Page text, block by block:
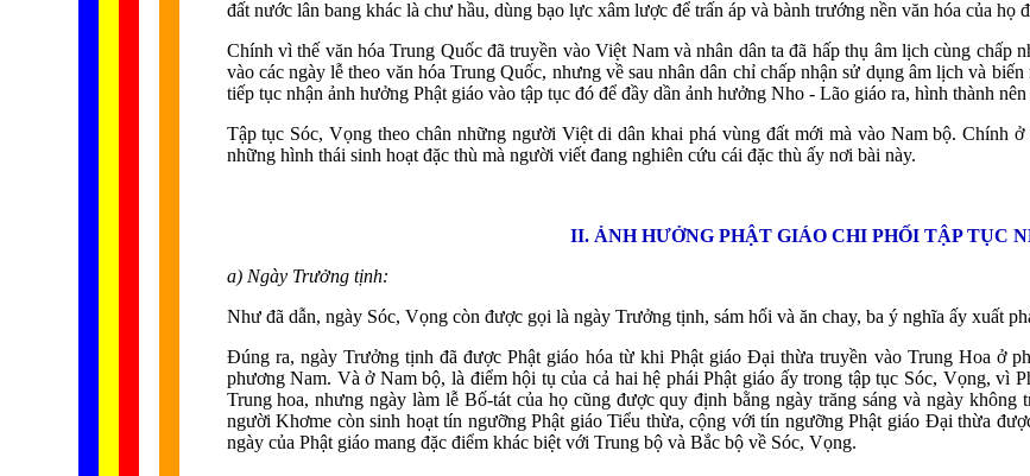
đất nước lân bang khác là chư hầu, dùng bạo lực xâm lược để trấn áp và bành trướng nền văn hóa của họ
Chính vì thế văn hóa Trung Quốc đã truyền vào Việt Nam và nhân dân ta đã hấp thụ âm lịch cùng chấp
vào các ngày lễ theo văn hóa Trung Quốc, nhưng về sau nhân dân chỉ chấp nhận sử dụng âm lịch và
tiếp tục nhận ảnh hưởng Phật giáo vào tập tục đó để đầy dần ảnh hưởng Nho - Lão giáo ra, hình thành
Tập tục Sóc, Vọng theo chân những người Việt di dân khai phá vùng đất mới mà vào Nam bộ. Chính
những hình thái sinh hoạt đặc thù mà người viết đang nghiên cứu cái đặc thù ấy nơi bài này.
II. ẢNH HƯỞNG PHẬT GIÁO CHI PHỐI TẬP TỤC
a) Ngày Trưởng tịnh:
Như đã dẫn, ngày Sóc, Vọng còn được gọi là ngày Trưởng tịnh, sám hối và ăn chay, ba ý nghĩa ấy xuất
Đúng ra, ngày Trưởng tịnh đã được Phật giáo hóa từ khi Phật giáo Đại thừa truyền vào Trung Hoa ở
phương Nam. Và ở Nam bộ, là điểm hội tụ của cả hai hệ phái Phật giáo ấy trong tập tục Sóc, Vọng, vì
Trung hoa, nhưng ngày làm lễ Bố-tát của họ cũng được quy định bằng ngày trăng sáng và ngày
người Khơme còn sinh hoạt tín ngưỡng Phật giáo Tiểu thừa, cộng với tín ngưỡng Phật giáo Đại thừa
ngày của Phật giáo mang đặc điểm khác biệt với Trung bộ và Bắc bộ về Sóc, Vọng.